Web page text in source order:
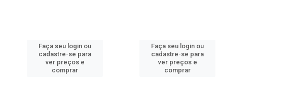
Faça seu login ou
cadastre-se para
ver preços e
comprar
Faça seu login ou
cadastre-se para
ver preços e
comprar